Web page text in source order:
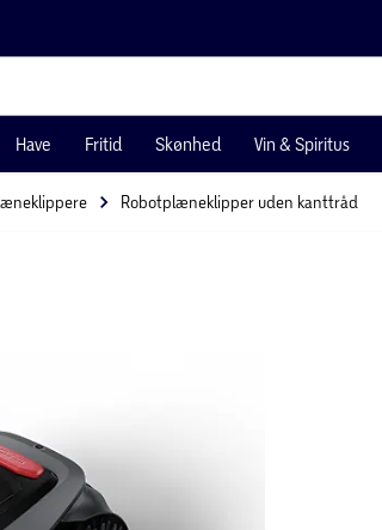
Have Fritid Skønhed Vin & Spiritus
Robotplæneklipper uden kanttråd